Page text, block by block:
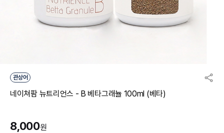
관상어
네이쳐팜 뉴트리언스 - B 베타그래뉼 100ml (베타)
8,000원